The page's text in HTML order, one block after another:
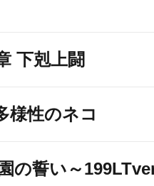
下剋上闘
様性のネコ
の誓い～